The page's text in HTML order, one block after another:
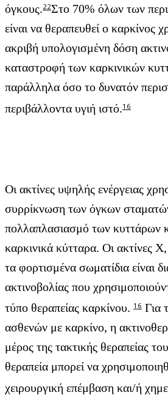
όγκους.22Στο 70% όλων των
είναι να θεραπευθεί ο καρκίνος
ακριβή υπολογισμένη δόση
καταστροφή των καρκινικών
παράλληλα όσο το δυνατόν
περιβάλλοντα υγιή ιστό.16
Οι ακτίνες υψηλής ενέργειας
συρρίκνωση των όγκων
πολλαπλασιασμό των κυττάρων
καρκινικά κύτταρα. Οι ακτίνες
τα φορτισμένα σωματίδια είναι
ακτινοβολίας που
τύπο θεραπείας καρκίνου. 16 Για
ασθενών με καρκίνο, η
μέρος της τακτικής θεραπείας
θεραπεία μπορεί να
χειρουργική επέμβαση και/ή